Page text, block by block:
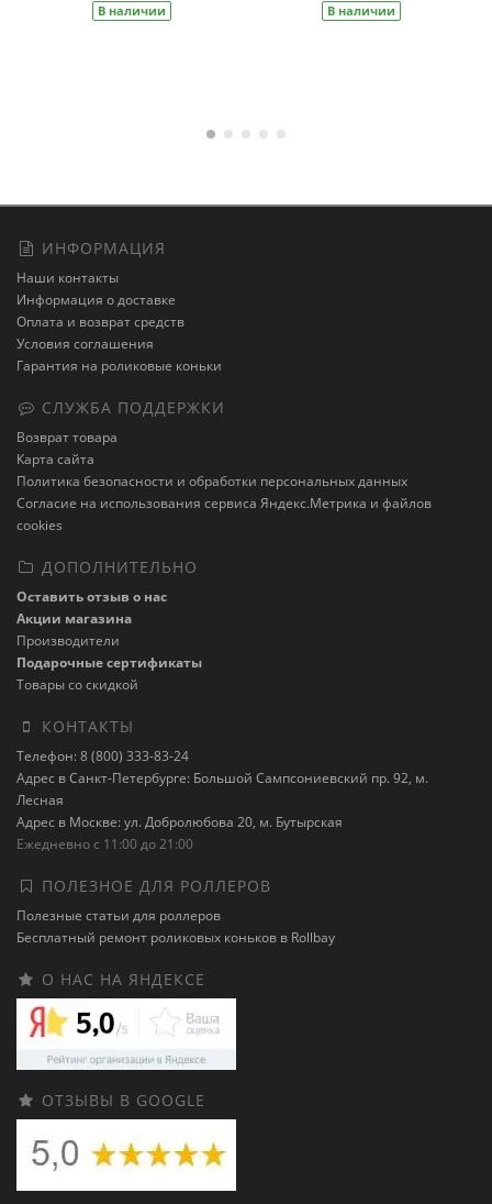
В наличии В наличии
ИНФОРМАЦИЯ
Наши контакты
Информация о доставке
Оплата и возврат средств
Условия соглашения
Гарантия на роликовые коньки
СЛУЖБА ПОДДЕРЖКИ
Возврат товара
Карта сайта
Политика безопасности и обработки персональных данных
Cогласие на использования сервиса Яндекс.Метрика и файлов
cookies
ДОПОЛНИТЕЛЬНО
Оставить отзыв о нас
Акции магазина
Производители
Подарочные сертификаты
Товары со скидкой
КОНТАКТЫ
Телефон: 8 (800) 333-83-24
Адрес в Санкт-Петербурге: Большой Сампсониевский пр. 92, м.
Лесная
Адрес в Москве: ул. Добролюбова 20, м. Бутырская
Ежедневно с 11:00 до 21:00
ПОЛЕЗНОЕ ДЛЯ РОЛЛЕРОВ
Полезные статьи для роллеров
Бесплатный ремонт роликовых коньков в Rollbay
О НАС НА ЯНДЕКСЕ
ОТЗЫВЫ В GOOGLE